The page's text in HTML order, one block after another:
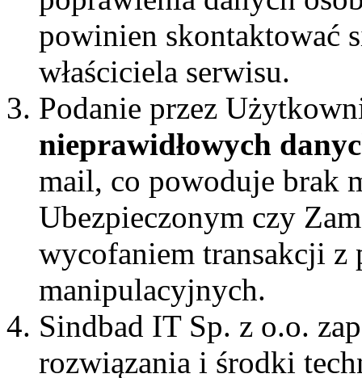
powinien skontaktować
właściciela serwisu.
Podanie przez
nieprawidłowych
mail, co powoduje brak
Ubezpieczonym czy
wycofaniem transakcji z
manipulacyjnych.
Sindbad IT Sp. z o.o.
rozwiązania i środki